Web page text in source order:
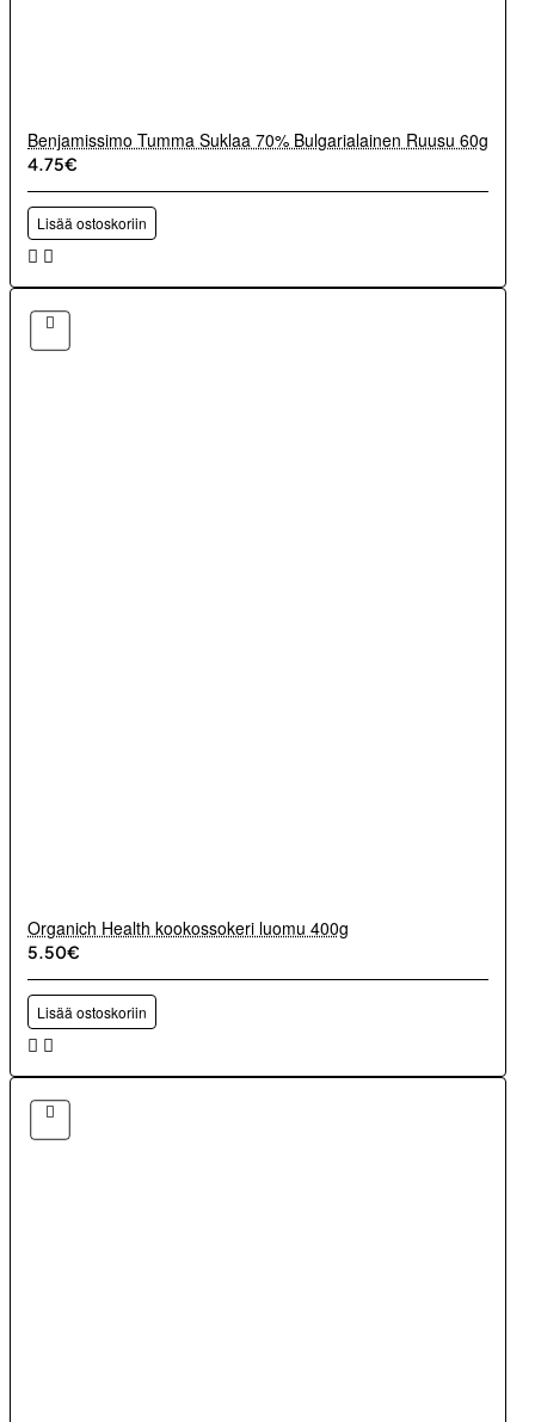
Benjamissimo Tumma Suklaa 70% Bulgarialainen Ruusu 60g
4.75€
Lisää ostoskoriin
Organich Health kookossokeri luomu 400g
5.50€
Lisää ostoskoriin